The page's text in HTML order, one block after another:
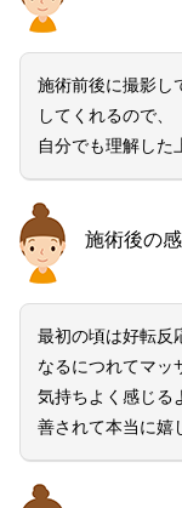
施術前後に撮影し
してくれるので、
自分でも理解した
施術後の
最初の頃は好転反
なるにつれてマッ
気持ちよく感じる
善されて本当に嬉